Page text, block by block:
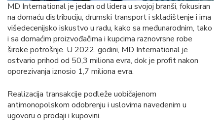
MD International je jedan od lidera u svojoj branši, fokusiran
na domaću distribuciju, drumski transport i skladištenje i ima
višedecenijsko iskustvo u radu, kako sa međunarodnim, tako
i sa domaćim proizvođačima i kupcima raznovrsne robe
široke potrošnje. U 2022. godini, MD International je
ostvario prihod od 50,3 miliona evra, dok je profit nakon
oporezivanja iznosio 1,7 miliona evra.
Realizacija transakcije podleže uobičajenom
antimonopolskom odobrenju i uslovima navedenim u
ugovoru o prodaji i kupovini.